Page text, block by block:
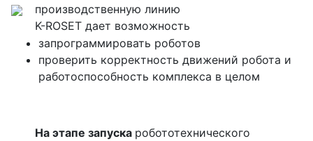
производственную линию
K-ROSET дает возможность
запрограммировать роботов
проверить корректность движений робота и
работоспособность комплекса в целом
На этапе запуска робототехнического